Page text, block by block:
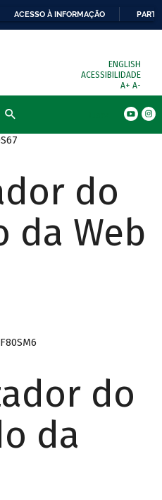
ACESSO À INFORMAÇÃO
ENGLISH
ACESSIBILIDADE
A+ A-
do
da Web
do
da